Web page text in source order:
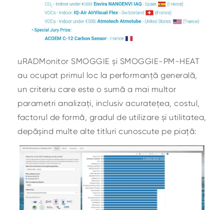
uRADMonitor SMOGGIE și SMOGGIE-PM-HEAT
au ocupat primul loc la performanță generală,
un criteriu care este o sumă a mai multor
parametri analizați, inclusiv acuratețea, costul,
factorul de formă, gradul de utilizare și utilitatea,
depășind multe alte titluri cunoscute pe piață: